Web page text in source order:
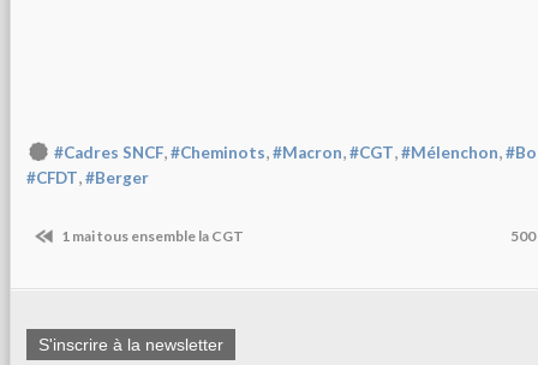
#Cadres SNCF,#Cheminots,#Macron,#CGT,#Mélenchon,
#CFDT,#Berger
1 mai tous ensemble la CGT
S'inscrire à la newsletter